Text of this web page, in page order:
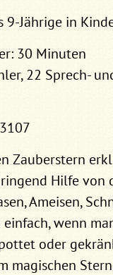
9-Jährige in
30 Minuten
22 Sprech-
Zauberstern
Hilfe
Ameisen,
wenn
oder
magischen